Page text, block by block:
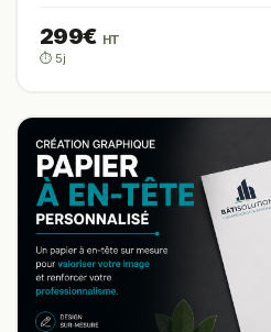
299€ HT
⏱️ 5j